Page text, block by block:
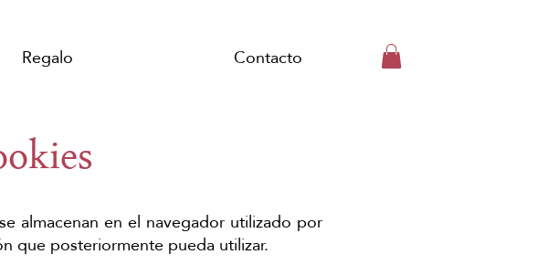
Regalo Contacto
almacenan en el navegador utilizado por
que posteriormente pueda utilizar.